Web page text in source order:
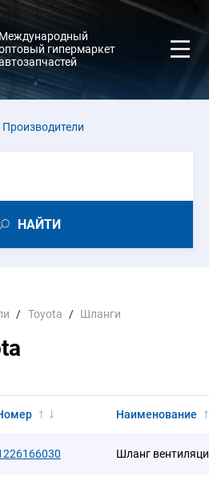
Международный
гипермаркет
Производители
НАЙТИ
Toyota Шланги
Наименование
Шланг